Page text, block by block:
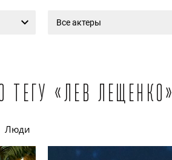
Все актеры
тегу «Лев Лещенко»
Люди